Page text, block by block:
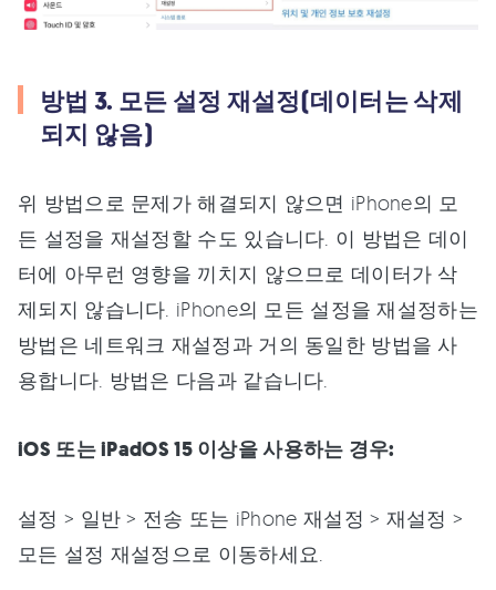
방법 3. 모든 설정 재설정(데이터는 삭제
되지 않음)
위 방법으로 문제가 해결되지 않으면 iPhone의 모
든 설정을 재설정할 수도 있습니다. 이 방법은 데이
터에 아무런 영향을 끼치지 않으므로 데이터가 삭
제되지 않습니다. iPhone의 모든 설정을 재설정하는
방법은 네트워크 재설정과 거의 동일한 방법을 사
용합니다. 방법은 다음과 같습니다.
iOS 또는 iPadOS 15 이상을 사용하는 경우:
설정 > 일반 > 전송 또는 iPhone 재설정 > 재설정 >
모든 설정 재설정으로 이동하세요.